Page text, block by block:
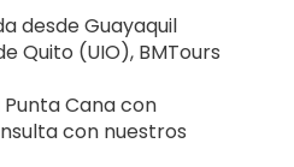
desde Guayaquil
Quito (UIO), BMTours
Cana con
con nuestros